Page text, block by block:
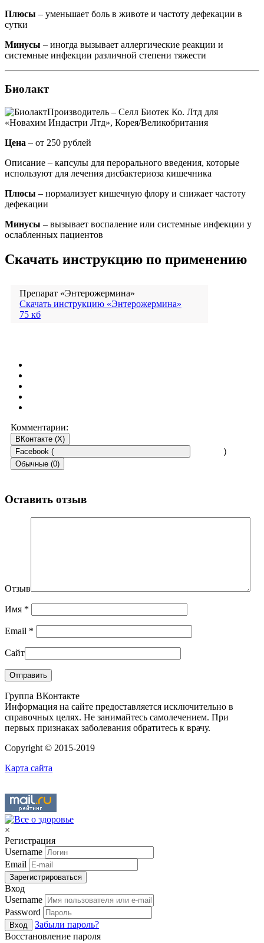
Плюсы – уменьшает боль в животе и частоту дефекации в
сутки
Минусы – иногда вызывает аллергические реакции и
системные инфекции различной степени тяжести
Биолакт
Производитель – Селл Биотек Ко. Лтд для
«Новахим Индастри Лтд», Корея/Великобритания
Цена – от 250 рублей
Описание – капсулы для перорального введения, которые
используют для лечения дисбактериоза кишечника
Плюсы – нормализует кишечную флору и снижает частоту
дефекации
Минусы – вызывает воспаление или системные инфекции у
ослабленных пациентов
Скачать инструкцию по применению
Препарат «Энтерожермина»
Скачать инструкцию «Энтерожермина»
75 кб
Комментарии:
ВКонтакте (X)
Facebook (
)
Обычные (0)
Оставить отзыв
Отзыв
Имя *
Email *
Сайт
Группа ВКонтакте
Информация на сайте предоставляется исключительно в
справочных целях. Не занимайтесь самолечением. При
первых признаках заболевания обратитесь к врачу.
Copyright © 2015-2019
Карта сайта
×
Регистрация
Username
Email
Зарегистрироваться
Вход
Username
Password
Вход
Забыли пароль?
Восстановление пароля